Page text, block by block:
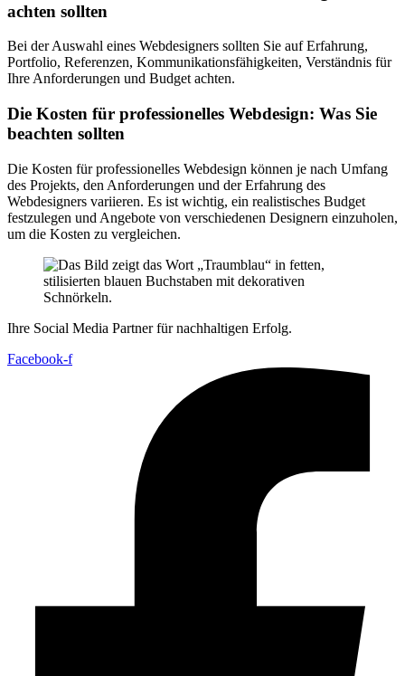
achten sollten
Bei der Auswahl eines Webdesigners sollten Sie auf Erfahrung,
Portfolio, Referenzen, Kommunikationsfähigkeiten, Verständnis für
Ihre Anforderungen und Budget achten.
Die Kosten für professionelles Webdesign: Was Sie
beachten sollten
Die Kosten für professionelles Webdesign können je nach Umfang
des Projekts, den Anforderungen und der Erfahrung des
Webdesigners variieren. Es ist wichtig, ein realistisches Budget
festzulegen und Angebote von verschiedenen Designern einzuholen,
um die Kosten zu vergleichen.
Ihre Social Media Partner für nachhaltigen Erfolg.
Facebook-f